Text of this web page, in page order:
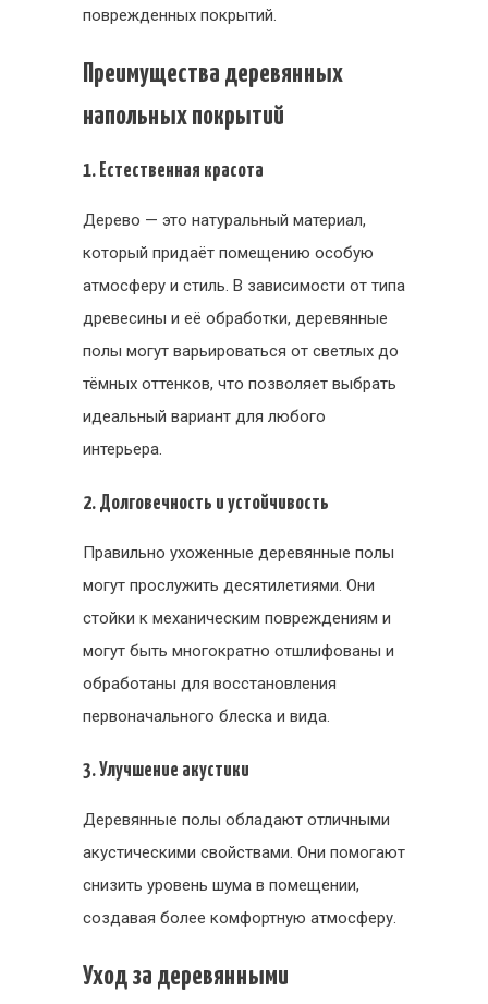
поврежденных покрытий.
Преимущества деревянных
напольных покрытий
1. Естественная красота
Дерево — это натуральный материал,
который придаёт помещению особую
атмосферу и стиль. В зависимости от типа
древесины и её обработки, деревянные
полы могут варьироваться от светлых до
тёмных оттенков, что позволяет выбрать
идеальный вариант для любого
интерьера.
2. Долговечность и устойчивость
Правильно ухоженные деревянные полы
могут прослужить десятилетиями. Они
стойки к механическим повреждениям и
могут быть многократно отшлифованы и
обработаны для восстановления
первоначального блеска и вида.
3. Улучшение акустики
Деревянные полы обладают отличными
акустическими свойствами. Они помогают
снизить уровень шума в помещении,
создавая более комфортную атмосферу.
Уход за деревянными